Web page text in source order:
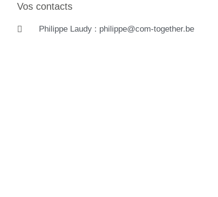
Vos contacts
Philippe Laudy : philippe@com-together.be